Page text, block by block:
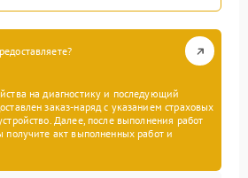
на диагностику и последующий
заказ-наряд с указанием страховых
Далее, после выполнения работ
получите акт выполненных работ и